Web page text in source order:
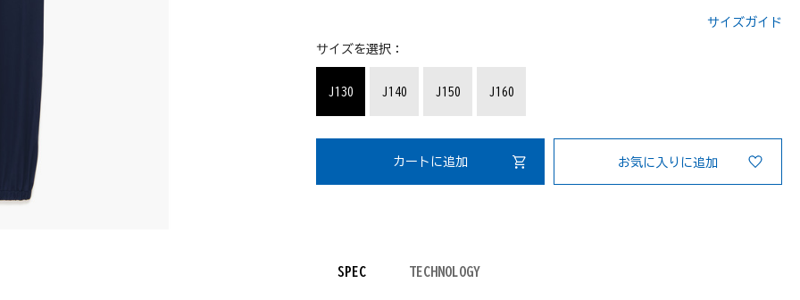
サイズガイド
サイズを選択：
J130 J140 J150 J160
カートに追加 お気に入りに追加
SPEC TECHNOLOGY